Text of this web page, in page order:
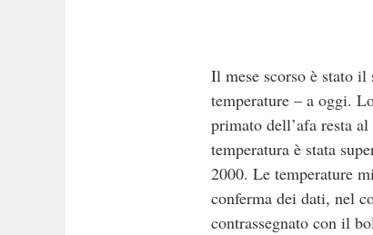
Il mese scorso è stato
temperature – a oggi.
primato dell’afa resta
temperatura è stata
2000. Le temperature
conferma dei dati, nel
contrassegnato con il